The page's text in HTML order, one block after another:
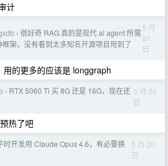
计
› 很好奇 RAG 真的是现代 ai agent 所需
架，没有看到太多知名开源项目用到了
5 月
21
日
的更多的应该是 longgraph
› RTX 5060 Ti 买 8G 还是 16G，现在还 5 月 20
日
热了吧
时开发用 Claude Opus 4.6，有必要换
5 月 20
日